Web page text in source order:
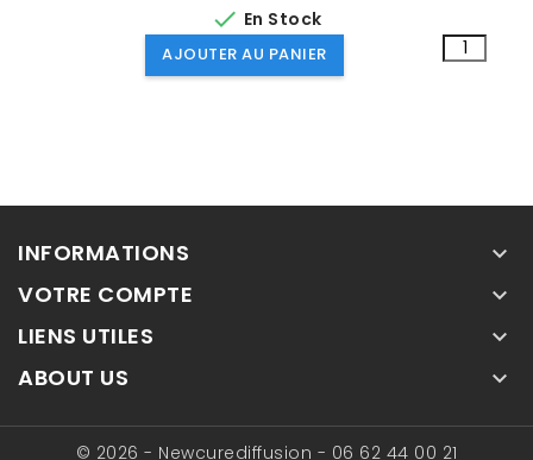
 En Stock
AJOUTER AU PANIER
INFORMATIONS 
VOTRE COMPTE 
LIENS UTILES 
ABOUT US 
© 2026 - Newcurediffusion - 06 62 44 00 21